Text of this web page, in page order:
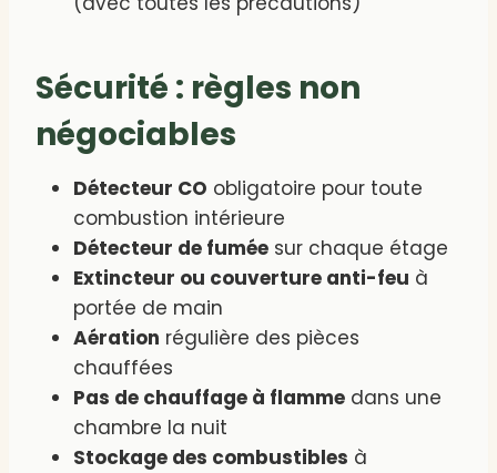
Sécurité : règles non
négociables
Détecteur CO obligatoire pour toute
combustion intérieure
Détecteur de fumée sur chaque étage
Extincteur ou couverture anti-feu à
portée de main
Aération régulière des pièces
chauffées
Pas de chauffage à flamme dans une
chambre la nuit
Stockage des combustibles à